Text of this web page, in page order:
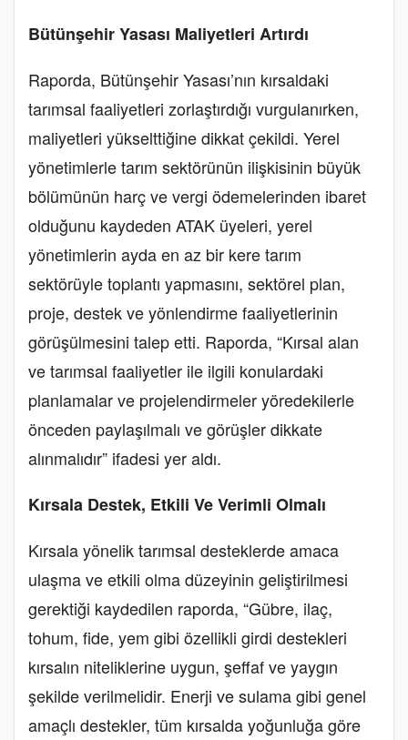
Bütünşehir Yasası Maliyetleri Artırdı
Raporda, Bütünşehir Yasası’nın kırsaldaki
tarımsal faaliyetleri zorlaştırdığı vurgulanırken,
maliyetleri yükselttiğine dikkat çekildi. Yerel
yönetimlerle tarım sektörünün ilişkisinin büyük
bölümünün harç ve vergi ödemelerinden ibaret
olduğunu kaydeden ATAK üyeleri, yerel
yönetimlerin ayda en az bir kere tarım
sektörüyle toplantı yapmasını, sektörel plan,
proje, destek ve yönlendirme faaliyetlerinin
görüşülmesini talep etti. Raporda, “Kırsal alan
ve tarımsal faaliyetler ile ilgili konulardaki
planlamalar ve projelendirmeler yöredekilerle
önceden paylaşılmalı ve görüşler dikkate
alınmalıdır” ifadesi yer aldı.
Kırsala Destek, Etkili Ve Verimli Olmalı
Kırsala yönelik tarımsal desteklerde amaca
ulaşma ve etkili olma düzeyinin geliştirilmesi
gerektiği kaydedilen raporda, “Gübre, ilaç,
tohum, fide, yem gibi özellikli girdi destekleri
kırsalın niteliklerine uygun, şeffaf ve yaygın
şekilde verilmelidir. Enerji ve sulama gibi genel
amaçlı destekler, tüm kırsalda yoğunluğa göre